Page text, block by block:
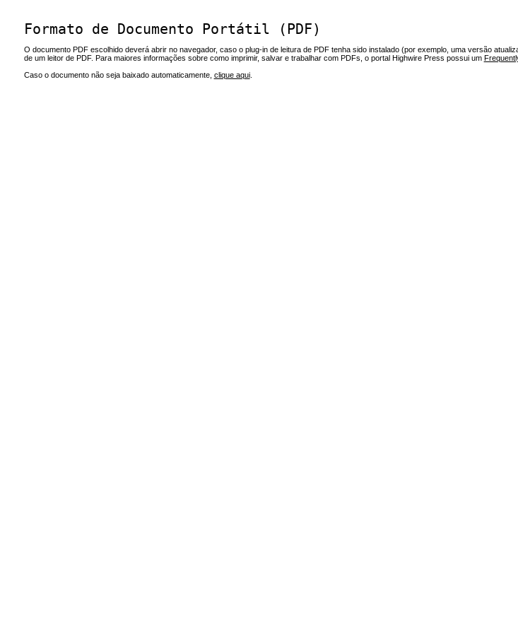
Formato de Documento Portátil (PDF)
O documento PDF escolhido deverá abrir no navegador, caso o plug-in de leitura de PDF tenha sido instalado (por exemplo, uma versão
de um leitor de PDF. Para maiores informações sobre como imprimir, salvar e trabalhar com PDFs, o portal Highwire Press possui um
Caso o documento não seja baixado automaticamente, clique aqui.